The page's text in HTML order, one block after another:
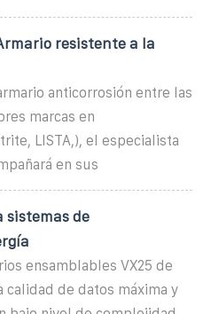
resistente a la
anticorrosión entre las
marcas en
LISTA,), el especialista
en sus
sistemas de
ensamblables VX25 de
calidad de datos máxima y